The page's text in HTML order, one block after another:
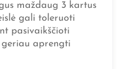
maždaug 3 kartus
gali toleruoti
pasivaikščioti
aprengti